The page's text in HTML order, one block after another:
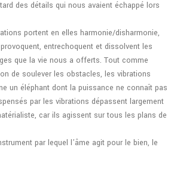
des détails qui nous avaient échappé lors
portent en elles harmonie/disharmonie,
entrechoquent et dissolvent les
que la vie nous a offerts. Tout comme
de soulever les obstacles, les vibrations
un éléphant dont la puissance ne connaît pas
par les vibrations dépassent largement
car ils agissent sur tous les plans de
par lequel l’âme agit pour le bien, le